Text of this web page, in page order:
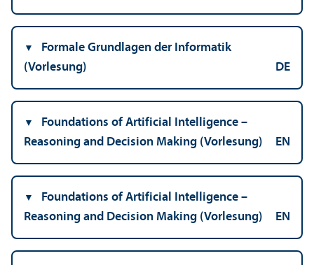
Formale Grundlagen der Informatik
(Vorlesung)
DE
Foundations of Artificial Intelligence –
Reasoning and Decision Making (Vorlesung)
EN
Foundations of Artificial Intelligence –
Reasoning and Decision Making (Vorlesung)
EN